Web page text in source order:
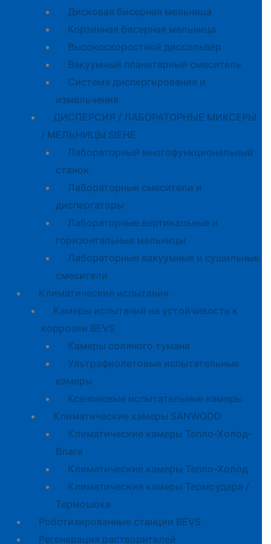
Дисковая бисерная мельница
Корзинная бисерная мельница
Высокоскоростной диссольвер
Вакуумный планетарный смеситель
Система диспергирования и
измельчения
ДИСПЕРСИЯ / ЛАБОРАТОРНЫЕ МИКСЕРЫ
/ МЕЛЬНИЦЫ SIEHE
Лабораторный многофункциональный
станок
Лабораторные смесители и
диспергаторы
Лабораторные вертикальные и
горизонтальные мельницы
Лабораторные вакуумные и сушильные
смесители
Климатические испытания
Камеры испытаний на устойчивость к
коррозии BEVS
Камеры соляного тумана
Ультрафиолетовые испытательные
камеры
Ксеноновые испытательные камеры
Климатические камеры SANWOOD
Климатические камеры Тепло-Холод-
Влага
Климатические камеры Тепло-Холод
Климатические камеры Термоудара /
Термошока
Роботизированные станции BEVS
Регенерация растворителей